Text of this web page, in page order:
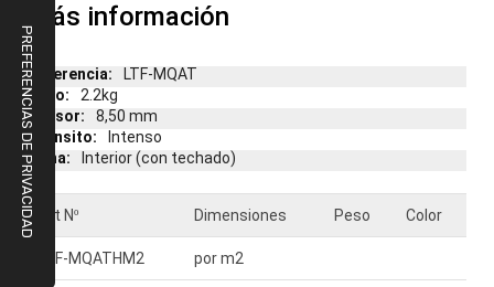
Más información
Más
información
LTF-MQAT
2.2kg
8,50 mm
Intenso
Interior (con techado)
Art Nº Dimensiones Peso Color
LTF-MQATHM2 por m2